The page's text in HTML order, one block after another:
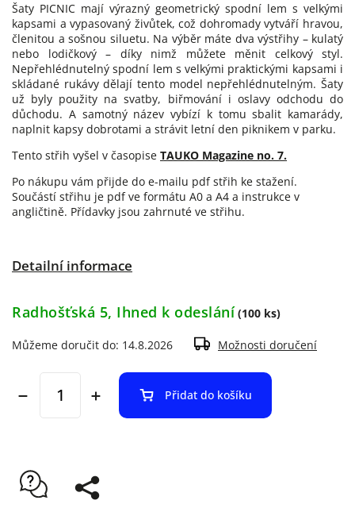
Šaty PICNIC mají výrazný geometrický spodní lem s velkými
kapsami a vypasovaný živůtek, což dohromady vytváří hravou,
členitou a sošnou siluetu. Na výběr máte dva výstřihy – kulatý
nebo lodičkový – díky nimž můžete měnit celkový styl.
Nepřehlédnutelný spodní lem s velkými praktickými kapsami i
skládané rukávy dělají tento model nepřehlédnutelným. Šaty
už byly použity na svatby, biřmování i oslavy odchodu do
důchodu. A samotný název vybízí k tomu sbalit kamarády,
naplnit kapsy dobrotami a strávit letní den piknikem v parku.
Tento střih vyšel v časopise TAUKO Magazine no. 7.
Po nákupu vám přijde do e-mailu pdf střih ke stažení.
Součástí střihu je pdf ve formátu A0 a A4 a instrukce v
angličtině. Přídavky jsou zahrnuté ve střihu.
Detailní informace
Radhošťská 5, Ihned k odeslání (100 ks)
Můžeme doručit do: 14.8.2026 Možnosti doručení
Přidat do košíku